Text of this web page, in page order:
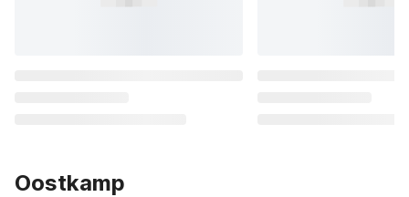
Oostkamp